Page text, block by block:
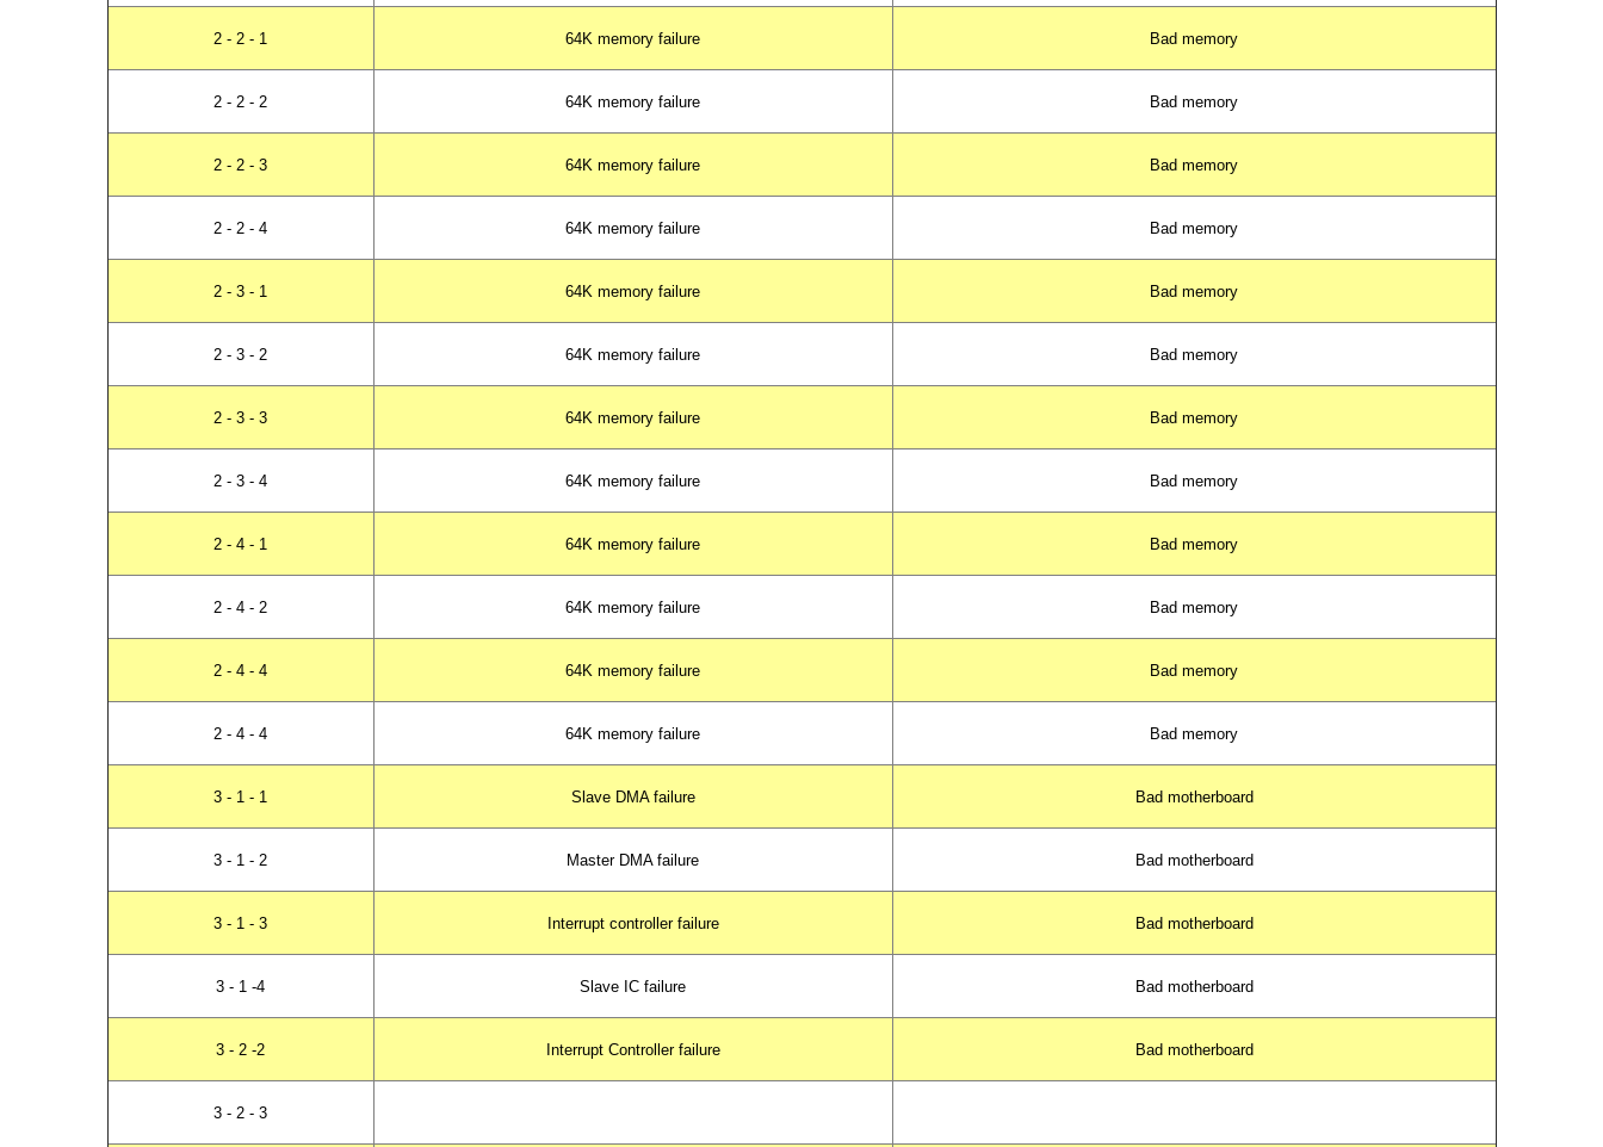
2 - 2 - 1 64K memory failure Bad memory
2 - 2 - 2 64K memory failure Bad memory
2 - 2 - 3 64K memory failure Bad memory
2 - 2 - 4 64K memory failure Bad memory
2 - 3 - 1 64K memory failure Bad memory
2 - 3 - 2 64K memory failure Bad memory
2 - 3 - 3 64K memory failure Bad memory
2 - 3 - 4 64K memory failure Bad memory
2 - 4 - 1 64K memory failure Bad memory
2 - 4 - 2 64K memory failure Bad memory
2 - 4 - 4 64K memory failure Bad memory
2 - 4 - 4 64K memory failure Bad memory
3 - 1 - 1 Slave DMA failure Bad motherboard
3 - 1 - 2 Master DMA failure Bad motherboard
3 - 1 - 3 Interrupt controller failure Bad motherboard
3 - 1 -4 Slave IC failure Bad motherboard
3 - 2 -2 Interrupt Controller failure Bad motherboard
3 - 2 - 3